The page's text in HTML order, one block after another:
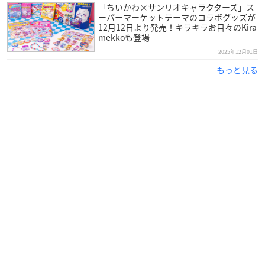
「ちいかわ×サンリオキャラクターズ」ス
ーパーマーケットテーマのコラボグッズが
12月12日より発売！キラキラお目々のKira
mekkoも登場
2025年12月01日
もっと見る